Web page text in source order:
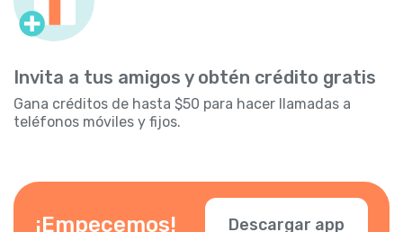
Invita a tus amigos y obtén crédito gratis
Gana créditos de hasta $50 para hacer llamadas a
teléfonos móviles y fijos.
¡Empecemos! Descargar app